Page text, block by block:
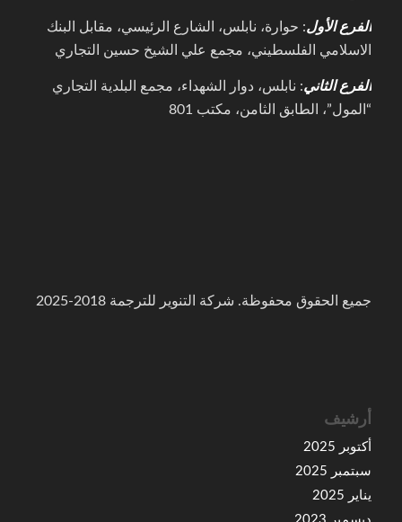
الفرع الأول: حوارة، نابلس، الشارع الرئيسي، مقابل البنك
الاسلامي الفلسطيني، مجمع علي الشيخ حسين التجاري
الفرع الثاني: نابلس، دوار الشهداء، مجمع البلدية التجاري
“المول”، الطابق الثامن، مكتب 801
جميع الحقوق محفوظة. شركة التنوير للترجمة 2018-2025
أرشيف
أكتوبر 2025
سبتمبر 2025
يناير 2025